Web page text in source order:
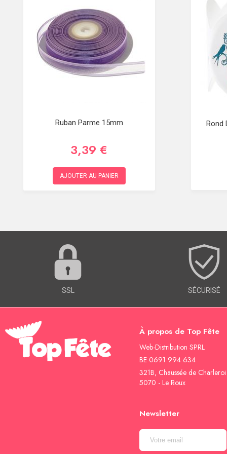
Ruban Parme 15mm
3,39 €
AJOUTER AU PANIER
Rond
SSL SÉCURISÉ
À propos de Top Fête
Web-Distribution SPRL
BE 0691 994 634
321B, Chaussée de Charleroi
5070 - Le Roux
Newsletter